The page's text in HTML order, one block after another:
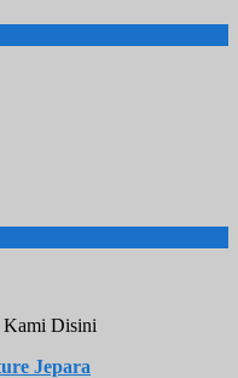
Kami Disini
Jepara